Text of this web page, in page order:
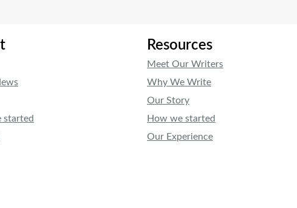
started
Resources
Meet Our Writers
Why We Write
Our Story
How we started
Our Experience